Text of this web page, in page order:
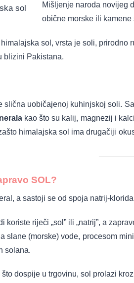
Mišljenje naroda novijeg
obične morske ili kamene
sol, vrsta je soli, prirodno
blizini Pakistana.
slična uobičajenoj kuhinjskoj soli.
kao što su kalij, magnezij i
himalajska sol ima drugačiji
SOL?
a sastoji se od spoja natrij-
koriste riječi „sol” ili „natrij”, a
slane (morske) vode, procesom
solana.
što dospije u trgovinu, sol prolazi